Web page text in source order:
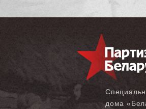
дома